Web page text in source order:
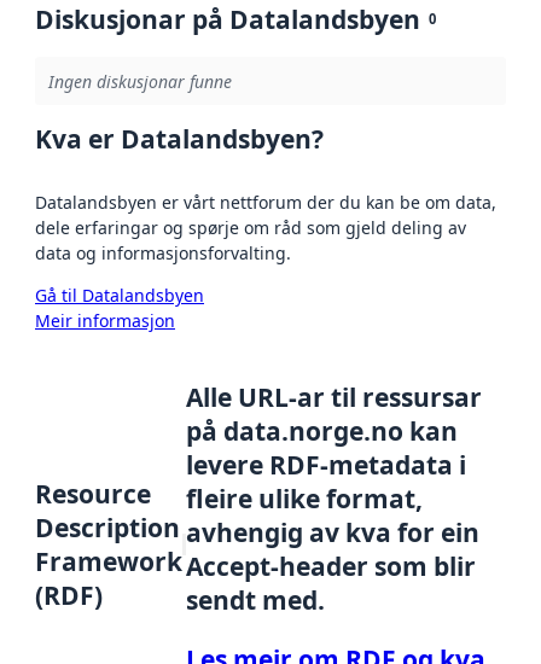
Diskusjonar på Datalandsbyen 0
Ingen diskusjonar funne
Kva er Datalandsbyen?
Datalandsbyen er vårt nettforum der du kan be om data,
dele erfaringar og spørje om råd som gjeld deling av
data og informasjonsforvalting.
Gå til Datalandsbyen
Meir informasjon
Resource
Description
Framework
(RDF)
Alle URL-ar til ressursar
på data.norge.no kan
levere RDF-metadata i
fleire ulike format,
avhengig av kva for ein
Accept-header som blir
sendt med.